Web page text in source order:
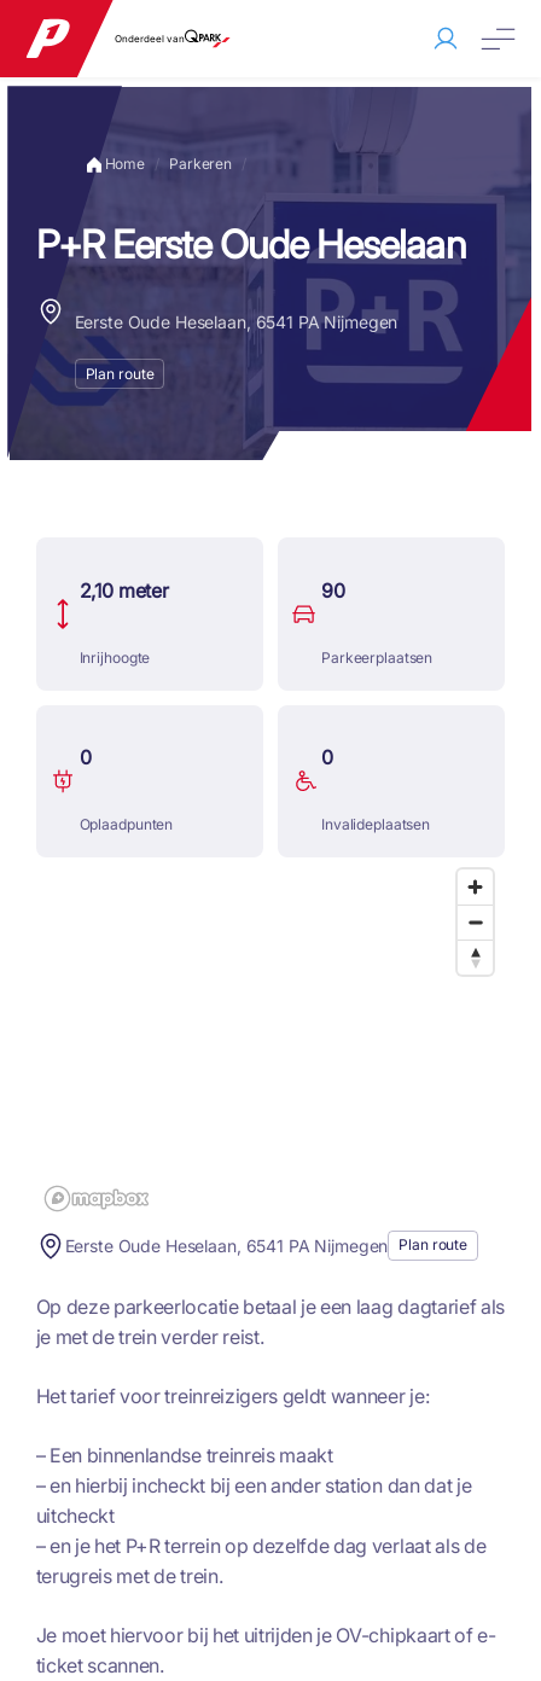
Onderdeel van
Home Parkeren
P+R Eerste Oude Heselaan
Eerste Oude Heselaan, 6541 PA Nijmegen
Plan route
Op deze parkeerlocatie betaal je een laag dagtarief als
je met de trein verder reist.
Het tarief voor treinreizigers geldt wanneer je:
– Een binnenlandse treinreis maakt
– en hierbij incheckt bij een ander station dan dat je
uitcheckt
– en je het P+R terrein op dezelfde dag verlaat als de
terugreis met de trein.
Je moet hiervoor bij het uitrijden je OV-chipkaart of e-
ticket scannen.
2,10 meter
Inrijhoogte
90
Parkeerplaatsen
0
Oplaadpunten
0
Invalideplaatsen
Eerste Oude Heselaan, 6541 PA Nijmegen Plan route